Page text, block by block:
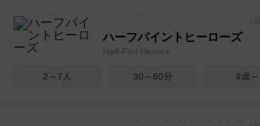
ハーフパイントヒーローズ
Half-Pint Heroes
2～7人 30～60分 9歳～